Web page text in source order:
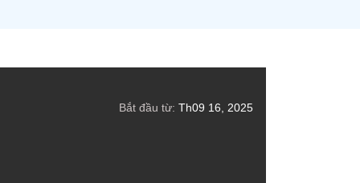
Bắt đầu từ: Th09 16, 2025